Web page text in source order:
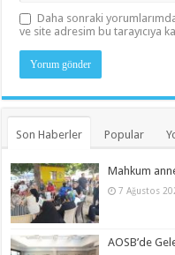
Daha sonraki
ve site adresim bu tarayıcıya
Son Haberler Popular
Mahkum
7 Ağustos
AOSB’de